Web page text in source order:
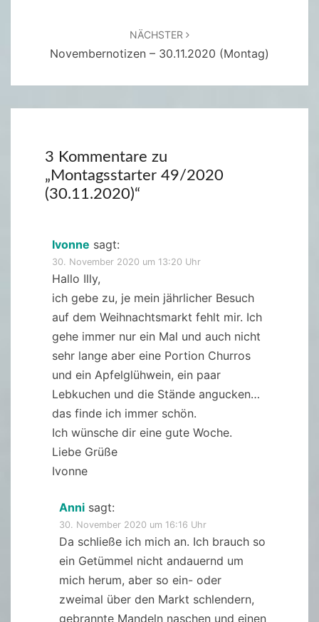
NÄCHSTER
Novembernotizen – 30.11.2020 (Montag)
3 Kommentare zu
„Montagsstarter 49/2020
(30.11.2020)“
Ivonne sagt:
30. November 2020 um 13:20 Uhr
Hallo Illy,
ich gebe zu, je mein jährlicher Besuch
auf dem Weihnachtsmarkt fehlt mir. Ich
gehe immer nur ein Mal und auch nicht
sehr lange aber eine Portion Churros
und ein Apfelglühwein, ein paar
Lebkuchen und die Stände angucken…
das finde ich immer schön.
Ich wünsche dir eine gute Woche.
Liebe Grüße
Ivonne
Anni sagt:
30. November 2020 um 16:16 Uhr
Da schließe ich mich an. Ich brauch so
ein Getümmel nicht andauernd um
mich herum, aber so ein- oder
zweimal über den Markt schlendern,
gebrannte Mandeln naschen und einen